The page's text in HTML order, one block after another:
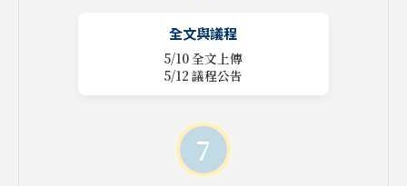
全文與議程
5/10 全文上傳
5/12 議程公告
7